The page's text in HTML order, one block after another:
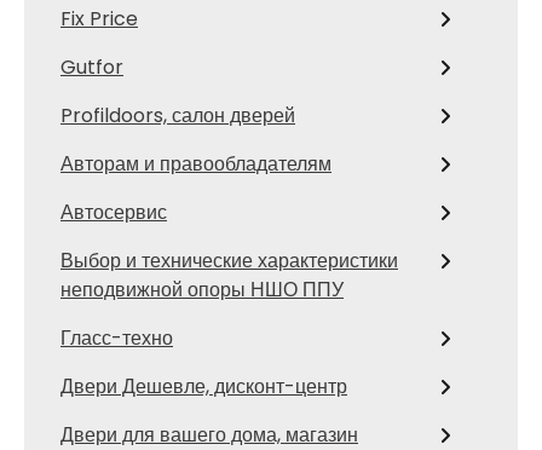
Fix Price
Gutfor
Profildoors, салон дверей
Авторам и правообладателям
Автосервис
Выбор и технические характеристики
неподвижной опоры НШО ППУ
Гласс-техно
Двери Дешевле, дисконт-центр
Двери для вашего дома, магазин